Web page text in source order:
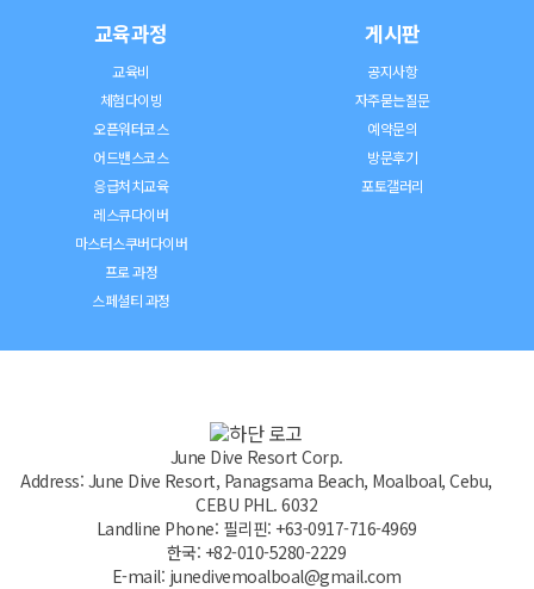
교육과정
교육비
체험다이빙
오픈워터코스
어드밴스코스
응급처치교육
레스큐다이버
마스터스쿠버다이버
프로 과정
스페셜티 과정
게시판
공지사항
자주묻는질문
예약문의
방문후기
포토갤러리
June Dive Resort Corp.
Address: June Dive Resort, Panagsama Beach, Moalboal, Cebu,
CEBU PHL. 6032
Landline Phone: 필리핀: +63-0917-716-4969
한국: +82-010-5280-2229
E-mail: junedivemoalboal@gmail.com